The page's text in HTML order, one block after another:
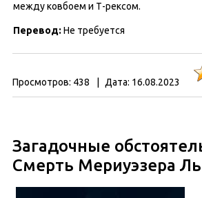
между ковбоем и Т-рексом.
Перевод: Не требуется
Просмотров: 438 Дата: 16.08.2023
Загадочные
Смерть Мериуэзера